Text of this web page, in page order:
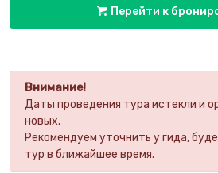
Внимание!
Даты проведения тура истекли и
новых.
Рекомендуем уточнить у гида,
тур в ближайшее время.
Перейти к